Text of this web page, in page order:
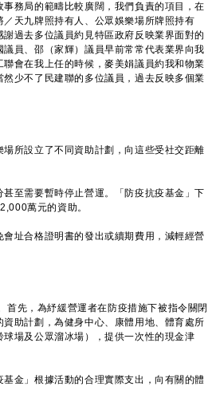
務局的範疇比較廣闊，我們負責的項目，在
天九牌照持有人、公眾娛樂場所牌照持有
過去多位議員約見特區政府反映業界面對的
員、邵（家輝）議員早前常常代表業界向我
會在我上任的時候，麥美娟議員約我和物業
少不了民建聯的多位議員，過去反映多個業
所設立了不同資助計劃，向這些受社交距離
至需要暫時停止營運。「防疫抗疫基金」下
萬元的資助。
址合格證明書的發出或續期費用，減輕經營
先，為紓緩營運者在防疫措施下被指令關閉
助計劃，為健身中心、康體用地、體育處所
場及公眾溜冰場），提供一次性的現金津
金」根據活動的合理實際支出，向有關的體